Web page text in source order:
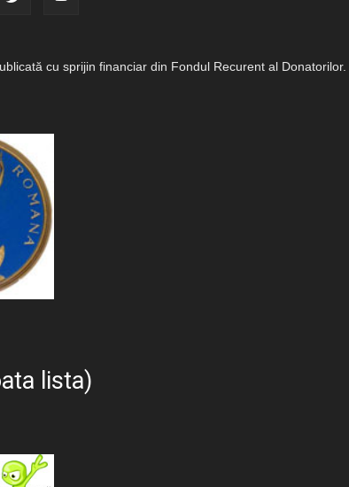
cu sprijin financiar din Fondul Recurent al Donatorilor.
lista)